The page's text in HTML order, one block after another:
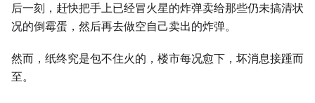
后一刻，赶快把手上已经冒火星的炸弹卖给那些仍未搞清状
况的倒霉蛋，然后再去做空自己卖出的炸弹。
然而，纸终究是包不住火的，楼市每况愈下，坏消息接踵而
至。